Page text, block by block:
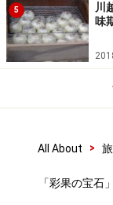
材料の果物がリア
キューブでは
とができます
で、一粒一粒大
5
川
味
All About >
「彩果の宝石